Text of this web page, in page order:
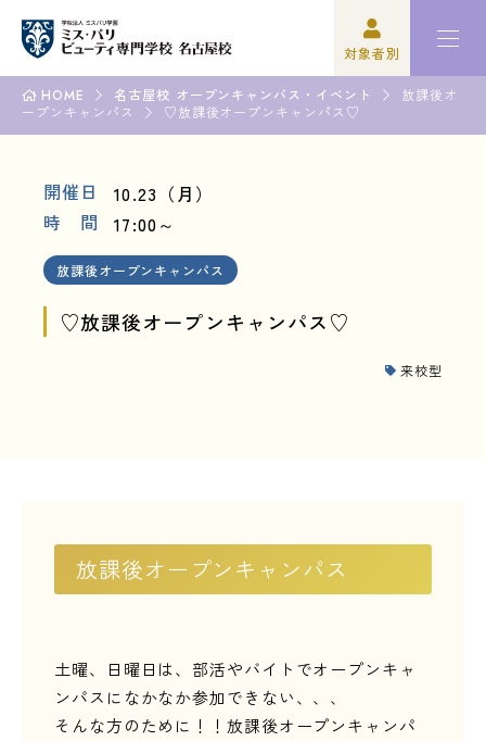
対象者別
高校3年生の方
保護者の方
学校関係者の方
企業の方
ミスパリについて
オープンキャンパス・イベント
資格・就職
入学案内
LINE友だち登録よくある質問アクセス
情報の公開
カリキュラム・シラバス
個人情報保護方針
サイトマップ
HOME 名古屋校 オープンキャンパス・イベント
放課後オ
ープンキャンパス
♡放課後オープンキャンパス♡
開催日
10.23（月）
時 間
17:00～
放課後オープンキャンパス
♡放課後オープンキャンパス♡
来校型
放課後オープンキャンパス
土曜、日曜日は、部活やバイトでオープンキャ
ンパスになかなか参加できない、、、
そんな方のために！！放課後オープンキャンパ